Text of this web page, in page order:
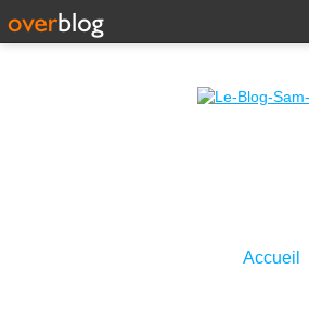
Accueil